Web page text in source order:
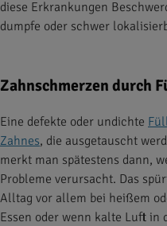
diese Erkrankungen
dumpfe oder schwer
Zahnschmerzen durch
Eine defekte oder undichte
Zahnes, die ausgetauscht
merkt man spätestens dann,
Probleme verursacht. Das
Alltag vor allem bei heißem
Essen oder wenn kalte Luft in